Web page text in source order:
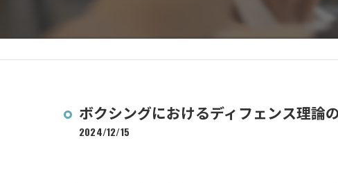
ボクシングにおけるディフェンス理論
2024/12/15